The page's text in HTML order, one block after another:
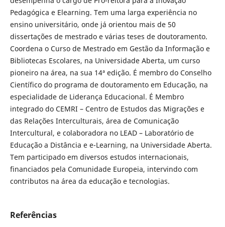
Pedagógica e Elearning. Tem uma larga experiência no
ensino universitário, onde já orientou mais de 50
dissertações de mestrado e várias teses de doutoramento.
Coordena o Curso de Mestrado em Gestão da Informação e
Bibliotecas Escolares, na Universidade Aberta, um curso
pioneiro na área, na sua 14ª edição. É membro do Conselho
Científico do programa de doutoramento em Educação, na
especialidade de Liderança Educacional. É Membro
integrado do CEMRI – Centro de Estudos das Migrações e
das Relações Interculturais, área de Comunicação
Intercultural, e colaboradora no LEAD – Laboratório de
Educação a Distância e e-Learning, na Universidade Aberta.
Tem participado em diversos estudos internacionais,
financiados pela Comunidade Europeia, intervindo com
contributos na área da educação e tecnologias.
Referências